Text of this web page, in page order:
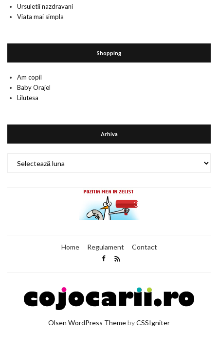
Ursuletii nazdravani
Viata mai simpla
Shopping
Am copil
Baby Orajel
Lilutesa
Arhiva
Home Regulament Contact
Olsen WordPress ThemebyCSSIgniter